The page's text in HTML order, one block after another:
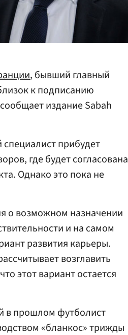
, бывший главный
к подписанию
издание Sabah
прибудет
где будет согласована
Однако это пока не
о возможном назначении
и на самом
развития карьеры.
возглавить
этот вариант остается
в прошлом футболист
«бланкос» трижды